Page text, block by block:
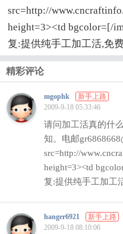
src=http://
height=3><td bgcolor=[/
复:提供纯手工加工活,免
精彩评论
mgophk
新手上路
2009-9-18 05:33:46
请问加工活真的什
知。电邮
src=http://
height=3><td
复:提供纯手工加工
hanger6921
新手上路
2009-9-18 08:10:06